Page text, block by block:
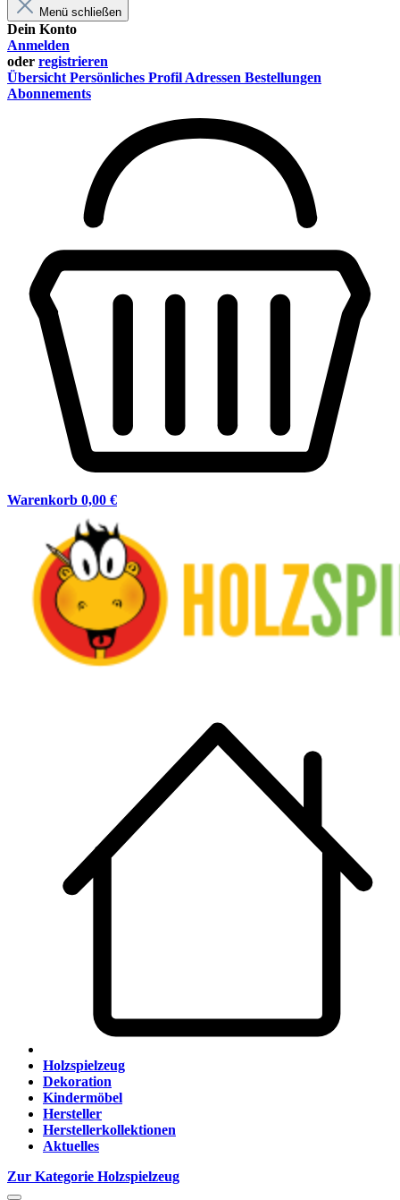
Menü schließen
Dein Konto
Anmelden
oder registrieren
Übersicht Persönliches Profil Adressen Bestellungen
Abonnements
Warenkorb 0,00 €
Holzspielzeug
Dekoration
Kindermöbel
Hersteller
Herstellerkollektionen
Aktuelles
Zur Kategorie Holzspielzeug